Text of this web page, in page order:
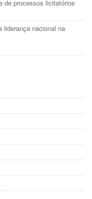
de processos licitatórios
liderança nacional na